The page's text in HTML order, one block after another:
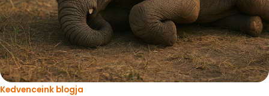
Kedvenceink blogja